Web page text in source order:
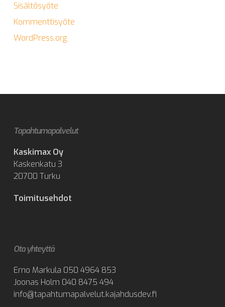
Sisältösyöte
Kommenttisyöte
WordPress.org
Tapahtumapalvelut
Kaskimax Oy
Kaskenkatu 3
20700 Turku
Toimitusehdot
Ota yhteyttä
Erno Markula 050 4964 853
Joonas Holm 040 8475 494
info@tapahtumapalvelut.kajahdusdev.fi